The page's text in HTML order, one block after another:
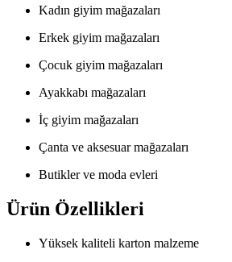
Kadın giyim mağazaları
Erkek giyim mağazaları
Çocuk giyim mağazaları
Ayakkabı mağazaları
İç giyim mağazaları
Çanta ve aksesuar mağazaları
Butikler ve moda evleri
Ürün Özellikleri
Yüksek kaliteli karton malzeme